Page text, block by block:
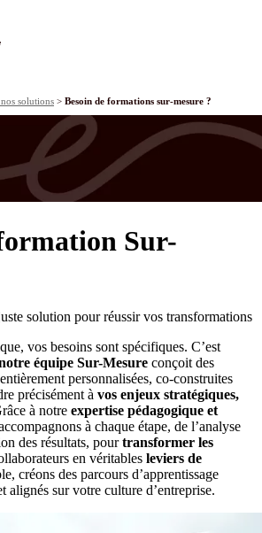
solutions > Besoin de formations sur-mesure ?
Sur-
solution pour réussir vos transformations
vos besoins sont spécifiques. C’est
équipe Sur-Mesure conçoit des
personnalisées, co-construites
précisément à vos enjeux stratégiques,
à notre expertise pédagogique et
à chaque étape, de l’analyse
des résultats, pourtransformer les
en véritables leviers de
créons des parcours d’apprentissage
alignés sur votre culture d’entreprise.